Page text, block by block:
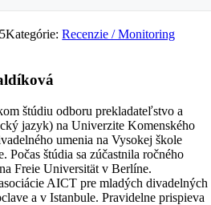
Kategórie:Recenzie / Monitoring
štúdiu odboru prekladateľstvo a
jazyk) na Univerzite Komenského
umenia na Vysokej škole
Počas štúdia sa zúčastnila ročného
Freie Universität v Berlíne.
AICT pre mladých divadelných
a v Istanbule. Pravidelne prispieva